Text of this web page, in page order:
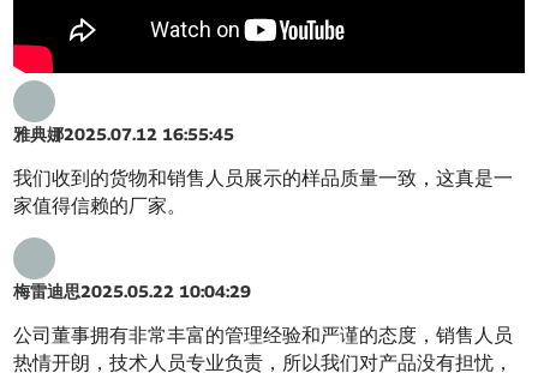
雅典娜2025.07.12 16:55:45
我们收到的货物和销售人员展示的样品质量一致，这真是一
家值得信赖的厂家。
梅雷迪思2025.05.22 10:04:29
公司董事拥有非常丰富的管理经验和严谨的态度，销售人员
热情开朗，技术人员专业负责，所以我们对产品没有担忧，